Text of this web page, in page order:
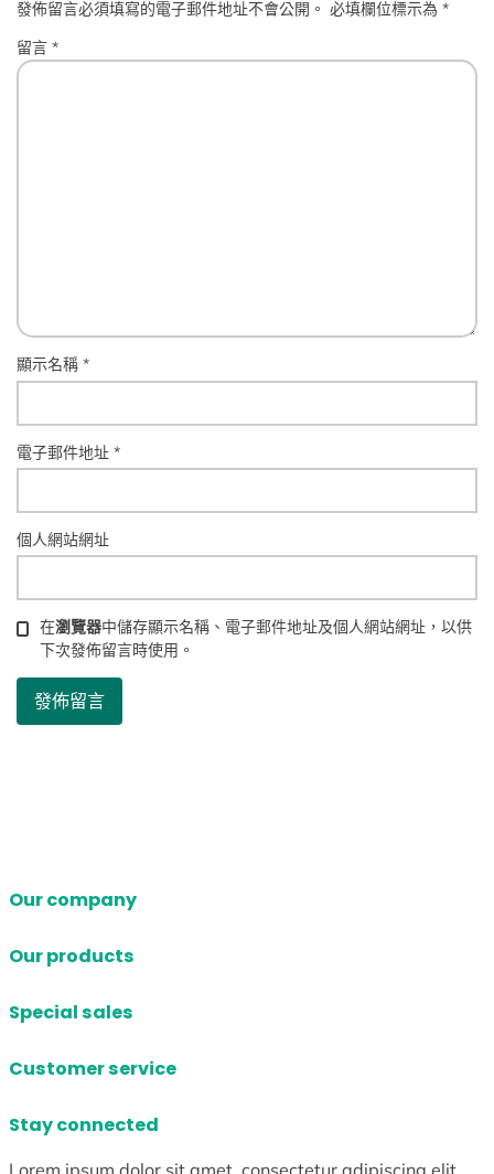
發佈留言必須填寫的電子郵件地址不會公開。 必填欄位標示為*
留言*
顯示名稱*
電子郵件地址*
個人網站網址
在瀏覽器中儲存顯示名稱、電子郵件地址及個人網站網址，以供
下次發佈留言時使用。
Our company
Our products
Special sales
Customer service
Stay connected
Lorem ipsum dolor sit amet, consectetur adipiscing elit.